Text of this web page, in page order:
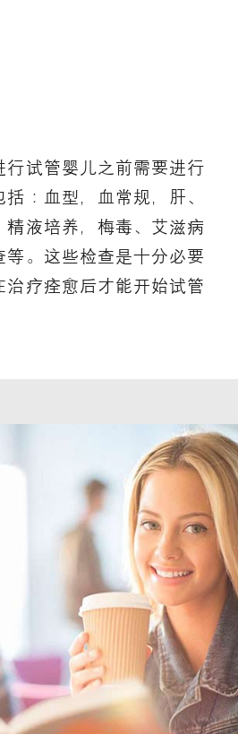
行试管婴儿之前需要进行
：血型，血常规，肝、
液培养，梅毒、艾滋病
。这些检查是十分必要
疗痊愈后才能开始试管